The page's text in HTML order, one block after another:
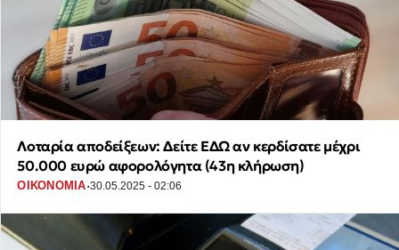
Λοταρία αποδείξεων: Δείτε ΕΔΩ αν κερδίσατε μέχρι
50.000 ευρώ αφορολόγητα (43η κλήρωση)
ΟΙΚΟΝΟΜΙΑ·30.05.2025 - 02:06